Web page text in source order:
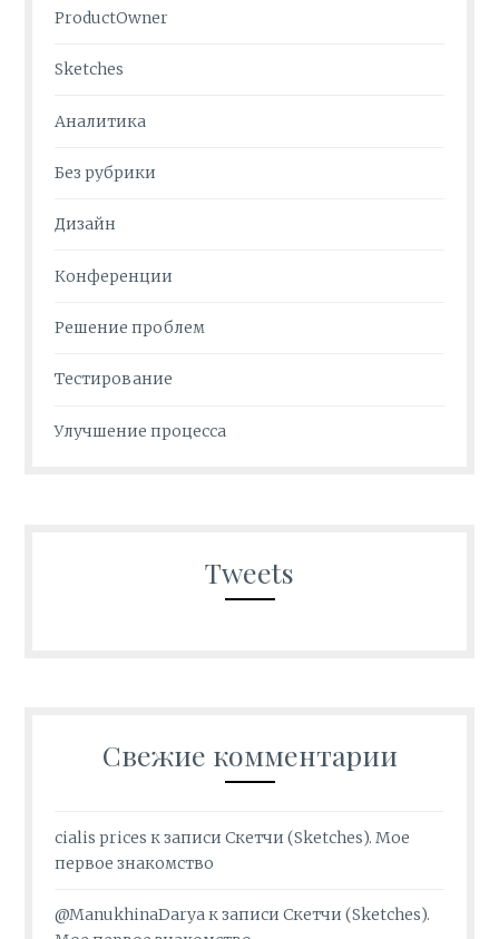
ProductOwner
Sketches
Аналитика
Без рубрики
Дизайн
Конференции
Решение проблем
Тестирование
Улучшение процесса
Tweets
Свежие комментарии
cialis prices к записиСкетчи (Sketches). Мое
первое знакомство
@ManukhinaDaryaк записиСкетчи (Sketches).